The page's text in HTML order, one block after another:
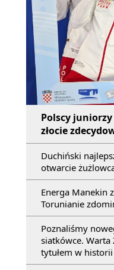
Polscy
złocie
Duchiński
otwarcie
Energa Manekin
Torunianie
Poznaliśmy
siatkówce.
tytułem w historii